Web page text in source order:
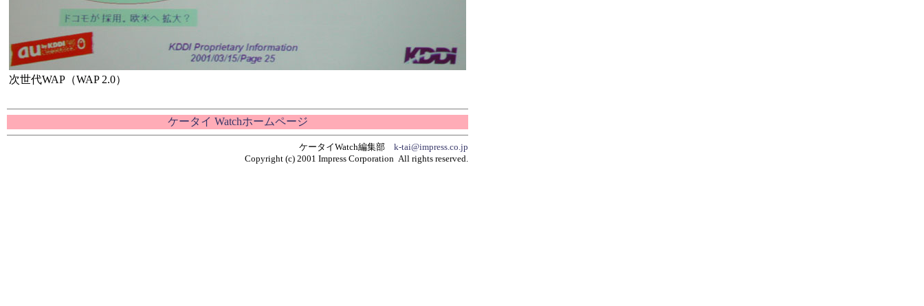
次世代WAP（WAP 2.0）
ケータイ Watchホームページ
ケータイWatch編集部 k-tai@impress.co.jp
Copyright (c) 2001 Impress Corporation All rights reserved.